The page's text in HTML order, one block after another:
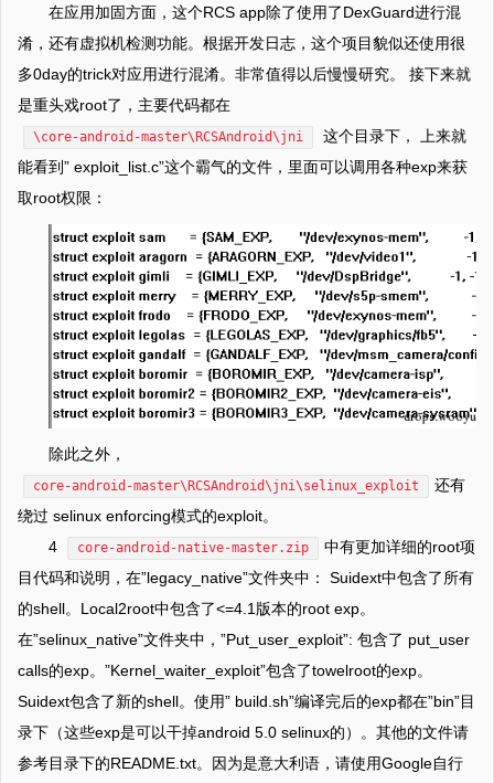
在应用加固方面，这个RCS app除了使用了DexGuard进行混
淆，还有虚拟机检测功能。根据开发日志，这个项目貌似还使用很
多0day的trick对应用进行混淆。非常值得以后慢慢研究。 接下来就
是重头戏root了，主要代码都在
\core-android-master\RCSAndroid\jni
这个目录下， 上来就
能看到” exploit_list.c”这个霸气的文件，里面可以调用各种exp来获
取root权限：
除此之外，
core-android-master\RCSAndroid\jni\selinux_exploit
还有
绕过 selinux enforcing模式的exploit。
4
core-android-native-master.zip
中有更加详细的root项
目代码和说明，在”legacy_native”文件夹中： Suidext中包含了所有
的shell。Local2root中包含了<=4.1版本的root exp。
在”selinux_native”文件夹中，”Put_user_exploit”: 包含了 put_user
calls的exp。”Kernel_waiter_exploit”包含了towelroot的exp。
Suidext包含了新的shell。使用” build.sh”编译完后的exp都在”bin”目
录下（这些exp是可以干掉android 5.0 selinux的）。其他的文件请
参考目录下的README.txt。因为是意大利语，请使用Google自行